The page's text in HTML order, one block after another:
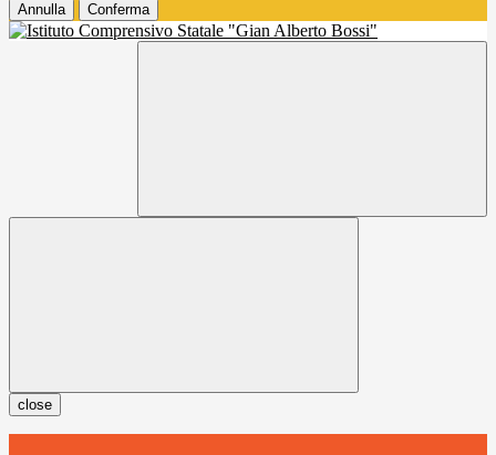
Annulla Conferma
close